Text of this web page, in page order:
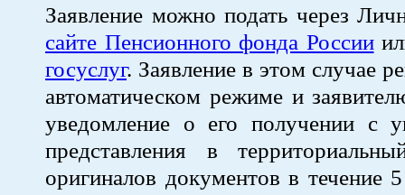
Заявление можно подать через
сайте Пенсионного фонда России
госуслуг. Заявление в этом случае
автоматическом режиме и
уведомление о его получении с
представления в
оригиналов документов в течение